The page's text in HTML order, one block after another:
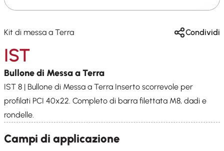
Kit di messa a Terra Condividi
IST
Bullone di Messa a Terra
IST 8 | Bullone di Messa a Terra Inserto scorrevole per
profilati PCI 40x22. Completo di barra filettata M8, dadi e
rondelle.
Campi di applicazione